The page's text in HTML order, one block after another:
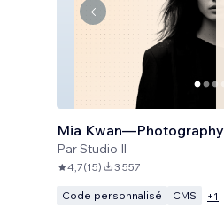
Mia Kwan—Photography
ParStudio Il
4,7(15) 3 557
Code personnalisé CMS +1